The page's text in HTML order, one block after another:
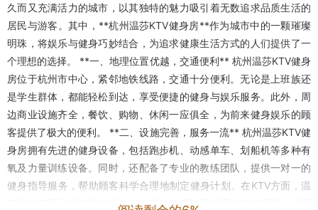
久而又充满活力的城市，以其独特的魅力吸引着无数追求品质生活的
居民与游客。其中，**杭州温莎KTV健身房**作为城市中的一颗璀璨
明珠，将娱乐与健身巧妙结合，为追求健康生活方式的人们提供了一
个理想的选择。 **一、地理位置优越，交通便利** 杭州温莎KTV健身
房位于杭州市中心，紧邻地铁线路，交通十分便利。无论是上班族还
是学生群体，都能轻松到达，享受便捷的健身与娱乐服务。此外，周
边商业设施齐全，餐饮、购物、休闲一应俱全，为前来健身娱乐的顾
客提供了极大的便利。 **二、设施完善，服务一流** 杭州温莎KTV健
身房拥有先进的健身设备，包括跑步机、动感单车、划船机等多种有
氧及力量训练设备。同时，还配备了专业的教练团队，提供一对一的
健身指导服务，帮助顾客科学合理地制定健身计划。在KTV方面，温
莎提供了高品质的音响设备、丰富的曲库以及舒适的包间环境，让顾